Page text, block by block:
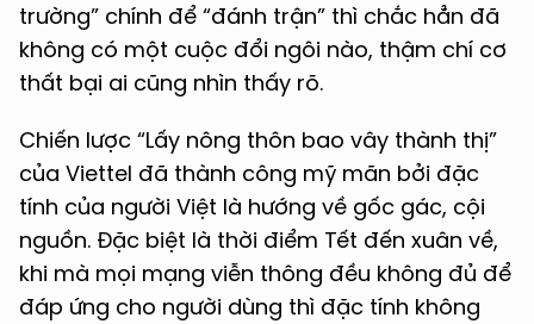
trường” chính để “đánh trận” thì chắc hẳn đã
không có một cuộc đổi ngôi nào, thậm chí cơ
thất bại ai cũng nhìn thấy rõ.
Chiến lược “Lấy nông thôn bao vây thành thị”
của Viettel đã thành công mỹ mãn bởi đặc
tính của người Việt là hướng về gốc gác, cội
nguồn. Đặc biệt là thời điểm Tết đến xuân về,
khi mà mọi mạng viễn thông đều không đủ để
đáp ứng cho người dùng thì đặc tính không